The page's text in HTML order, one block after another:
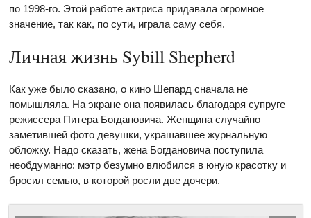
по 1998-го. Этой работе актриса придавала огромное
значение, так как, по сути, играла саму себя.
Личная жизнь Sybill Shepherd
Как уже было сказано, о кино Шепард сначала не
помышляла. На экране она появилась благодаря супруге
режиссера Питера Богдановича. Женщина случайно
заметившей фото девушки, украшавшее журнальную
обложку. Надо сказать, жена Богдановича поступила
необдуманно: мэтр безумно влюбился в юную красотку и
бросил семью, в которой росли две дочери.